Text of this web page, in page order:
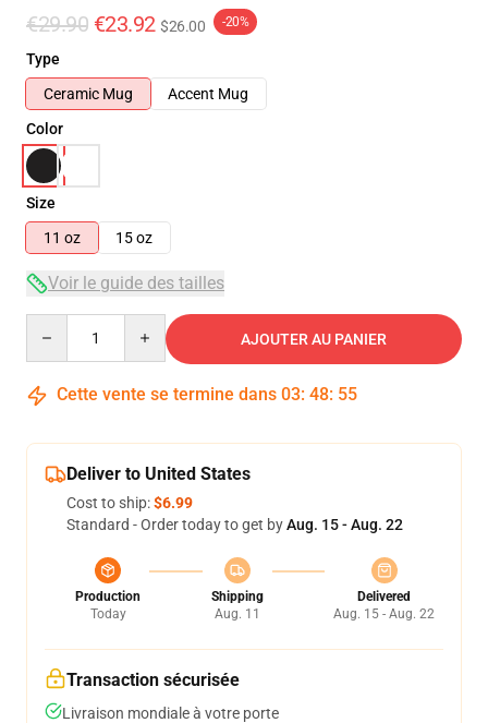
€29.90 €23.92 $26.00 -20%
Type
Ceramic Mug
Accent Mug
Color
Size
11 oz
15 oz
Voir le guide des tailles
AJOUTER AU PANIER
Cette vente se termine dans 03: 48: 54
Deliver to United States
Cost to ship:$6.99
Standard - Order today to get byAug. 15 - Aug. 22
Production
Today
Shipping
Aug. 11
Delivered
Aug. 15 - Aug. 22
Transaction sécurisée
Livraison mondiale à votre porte